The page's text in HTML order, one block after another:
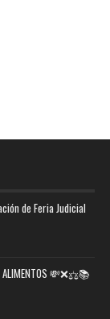
de Feria Judicial
ALIMENTOS 💸❌⚖️📚